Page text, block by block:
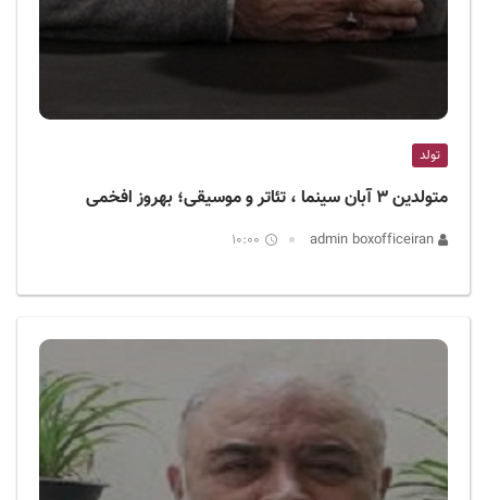
تولد
متولدین ۳ آبان سینما ، تئاتر و موسیقی؛ بهروز افخمی
10:00